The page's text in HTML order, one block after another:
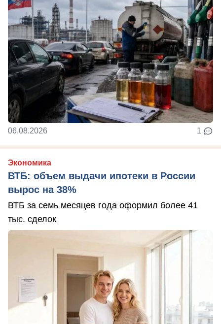
06.08.2026 1
Экономика
ВТБ: объем выдачи ипотеки в России
вырос на 38%
ВТБ за семь месяцев года оформил более 41
тыс. сделок